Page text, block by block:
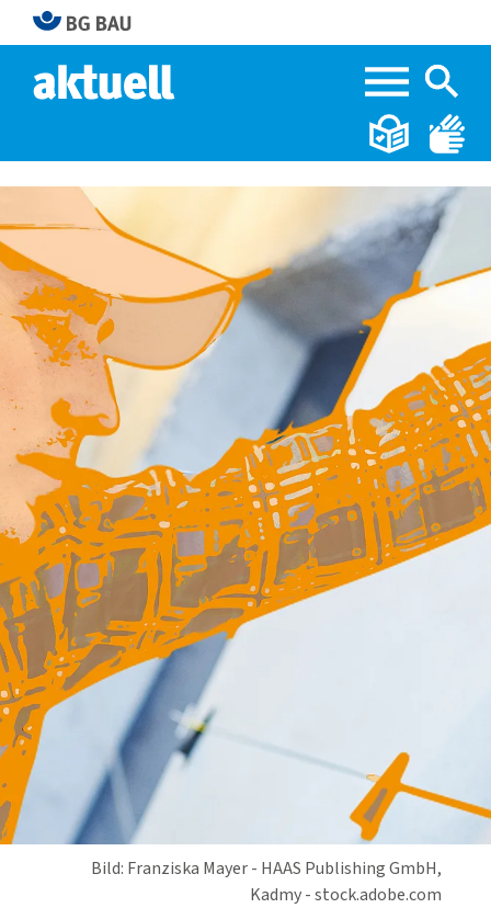
XXL-Fliesen
Bild: Franziska Mayer - HAAS Publishing GmbH,
Kadmy - stock.adobe.com